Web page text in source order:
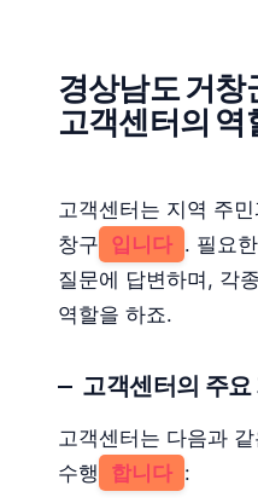
경상남도 거창
고객센터의 역
고객센터는 지역 주
창구 입니다 . 필요
질문에 답변하며, 각
역할을 하죠.
고객센터의 주요
고객센터는 다음과
수행
합니다 :